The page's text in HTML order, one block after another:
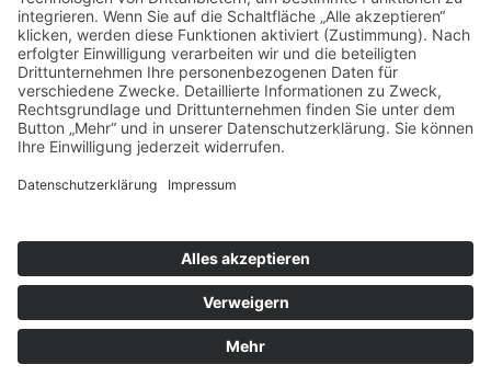
info@wertec.com
wasser-wertec.de
abscheider.wasser-wertec.de
pumpstation.wasser-wertec.de
behaelter.wasser-wertec.de
filtertechnik.wasser-wertec.de
klare-gewaesser.de
Cookie-Einstellungen